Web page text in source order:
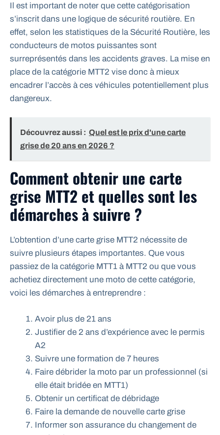
Il est important de noter que cette catégorisation
s’inscrit dans une logique de sécurité routière. En
effet, selon les statistiques de la Sécurité Routière, les
conducteurs de motos puissantes sont
surreprésentés dans les accidents graves. La mise en
place de la catégorie MTT2 vise donc à mieux
encadrer l’accès à ces véhicules potentiellement plus
dangereux.
Découvrez aussi : Quel est le prix d'une carte
grise de 20 ans en 2026 ?
Comment obtenir une carte
grise MTT2 et quelles sont les
démarches à suivre ?
L’obtention d’une carte grise MTT2 nécessite de
suivre plusieurs étapes importantes. Que vous
passiez de la catégorie MTT1 à MTT2 ou que vous
achetiez directement une moto de cette catégorie,
voici les démarches à entreprendre :
Avoir plus de 21 ans
Justifier de 2 ans d’expérience avec le permis
A2
Suivre une formation de 7 heures
Faire débrider la moto par un professionnel (si
elle était bridée en MTT1)
Obtenir un certificat de débridage
Faire la demande de nouvelle carte grise
Informer son assurance du changement de